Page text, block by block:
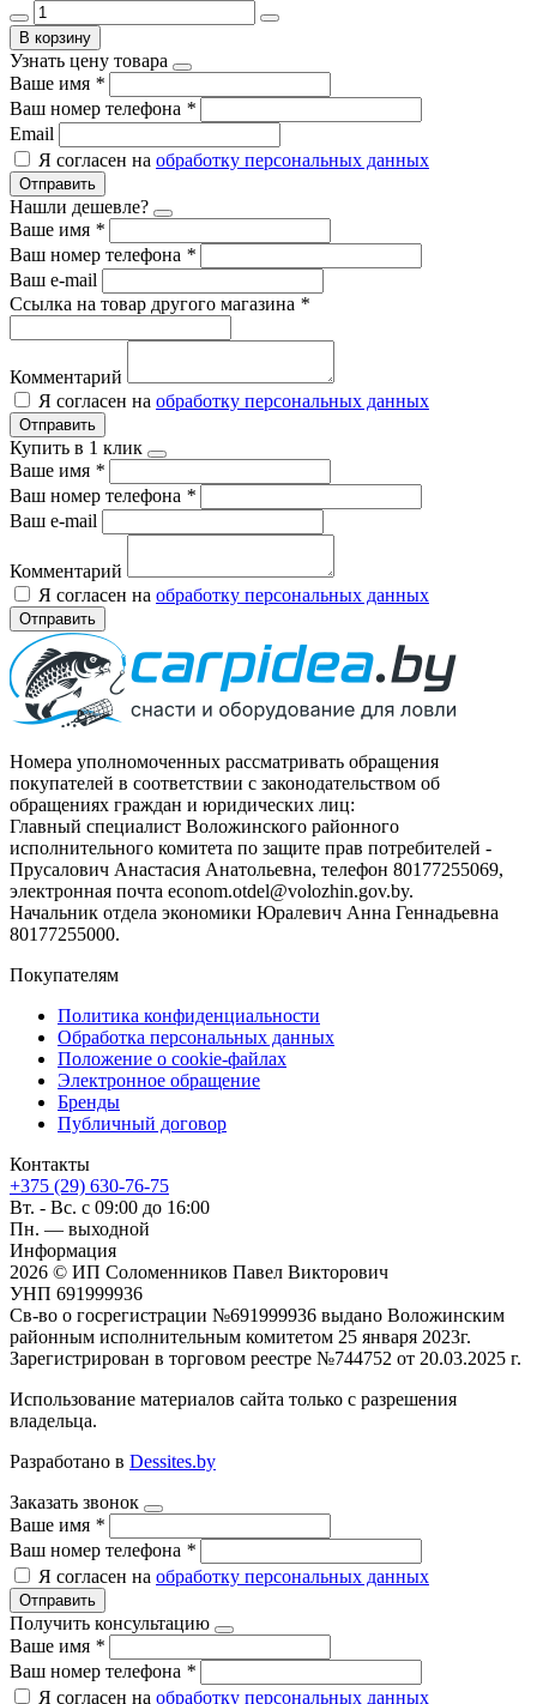
В корзину
Узнать цену товара
Ваше имя *
Ваш номер телефона *
Email
Я согласен на обработку персональных данных
Отправить
Нашли дешевле?
Ваше имя *
Ваш номер телефона *
Ваш e-mail
Ссылка на товар другого магазина *
Комментарий
Я согласен на обработку персональных данных
Отправить
Купить в 1 клик
Ваше имя *
Ваш номер телефона *
Ваш e-mail
Комментарий
Я согласен на обработку персональных данных
Отправить
Номера уполномоченных рассматривать обращения
покупателей в соответствии с законодательством об
обращениях граждан и юридических лиц:
Главный специалист Воложинского районного
исполнительного комитета по защите прав потребителей -
Прусалович Анастасия Анатольевна, телефон 80177255069,
электронная почта econom.otdel@volozhin.gov.by.
Начальник отдела экономики Юралевич Анна Геннадьевна
80177255000.
Покупателям
Политика конфиденциальности
Обработка персональных данных
Положение о cookie-файлах
Электронное обращение
Бренды
Публичный договор
Контакты
+375 (29) 630-76-75
Вт. - Вс. с 09:00 до 16:00
Пн. — выходной
Информация
2026 © ИП Соломенников Павел Викторович
УНП 691999936
Св-во о госрегистрации №691999936 выдано Воложинским
районным исполнительным комитетом 25 января 2023г.
Зарегистрирован в торговом реестре №744752 от 20.03.2025 г.
Использование материалов сайта только с разрешения
владельца.
Разработано в Dessites.by
Заказать звонок
Ваше имя *
Ваш номер телефона *
Я согласен на обработку персональных данных
Отправить
Получить консультацию
Ваше имя *
Ваш номер телефона *
Я согласен на обработку персональных данных